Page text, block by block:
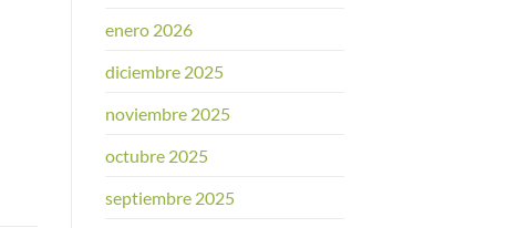
enero 2026
diciembre 2025
noviembre 2025
octubre 2025
septiembre 2025